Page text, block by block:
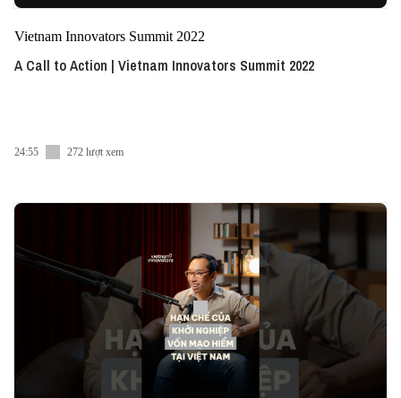
Vietnam Innovators Summit 2022
A Call to Action | Vietnam Innovators Summit 2022
24:55 272 lượt xem